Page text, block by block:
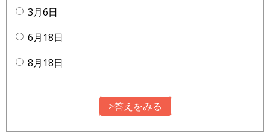
3月6日
6月18日
8月18日
>答えをみる